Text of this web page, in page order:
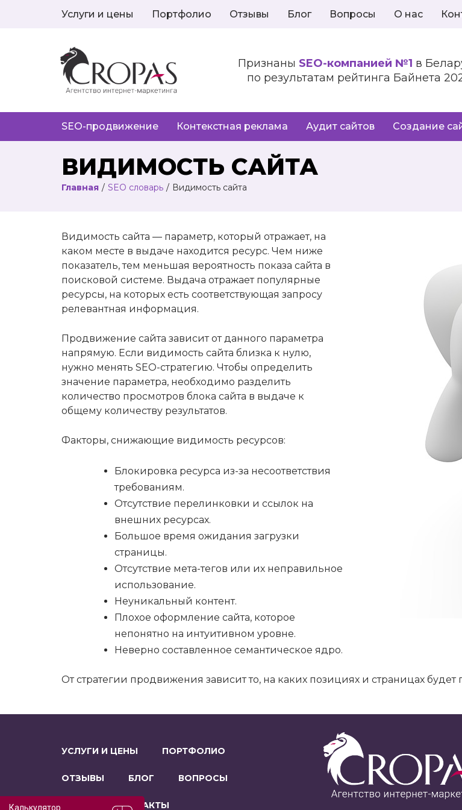
Услуги и цены Портфолио Отзывы Блог Вопросы О нас
Признаны SEO-компанией №1 в
по результатам рейтинга Байнета
SEO-продвижение Контекстная реклама Аудит сайтов Создание
ВИДИМОСТЬ САЙТА
Главная / SEO словарь / Видимость сайта
Видимость сайта — параметр, который отражает, на
каком месте в выдаче находится ресурс. Чем ниже
показатель, тем меньшая вероятность показа сайта в
поисковой системе. Выдача отражает популярные
ресурсы, на которых есть соответствующая запросу
релевантная информация.
Продвижение сайта зависит от данного параметра
напрямую. Если видимость сайта близка к нулю,
нужно менять SEO-стратегию. Чтобы определить
значение параметра, необходимо разделить
количество просмотров блока сайта в выдаче к
общему количеству результатов.
Факторы, снижающие видимость ресурсов:
Блокировка ресурса из-за несоответствия
требованиям.
Отсутствие перелинковки и ссылок на
внешних ресурсах.
Большое время ожидания загрузки
страницы.
Отсутствие мета-тегов или их неправильное
использование.
Неуникальный контент.
Плохое оформление сайта, которое
непонятно на интуитивном уровне.
Неверно составленное семантическое ядро.
От стратегии продвижения зависит то, на каких позициях и страницах будет
УСЛУГИ И ЦЕНЫ ПОРТФОЛИО
ОТЗЫВЫ БЛОГ ВОПРОСЫ
КОНТАКТЫ
Калькулятор